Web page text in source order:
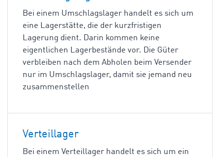
Bei einem Umschlagslager handelt es sich um
eine Lagerstätte, die der kurzfristigen
Lagerung dient. Darin kommen keine
eigentlichen Lagerbestände vor. Die Güter
verbleiben nach dem Abholen beim Versender
nur im Umschlagslager, damit sie jemand neu
zusammenstellen
Verteillager
Bei einem Verteillager handelt es sich um ein